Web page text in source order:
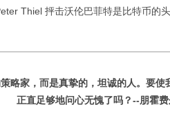
Thiel 抨击沃伦巴菲特是比特币的
略家，而是真挚的，坦诚的人。要
正直足够地问心无愧了吗？--朋霍